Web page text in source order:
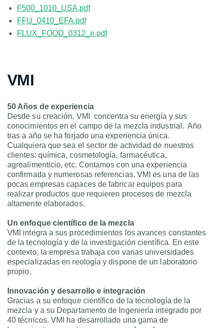
F500_1010_USA.pdf
FFU_0410_EFA.pdf
FLUX_FOOD_0312_e.pdf
VMI
50 Años de experiencia
Desde su creación, VMI concentra su energía y sus
conocimientos en el campo de la mezcla industrial. Año
tras a año se ha forjado una experiencia única.
Cualquiera que sea el sector de actividad de nuestros
clientes: química, cosmetología, farmacéutica,
agroalimenticio, etc. Contamos con una experiencia
confirmada y numerosas referencias. VMI es una de las
pocas empresas capaces de fabricar equipos para
realizar productos que requieren procesos de mezcla
altamente elaborados.
Un enfoque científico de la mezcla
VMI integra a sus procedimientos los avances constantes
de la tecnología y de la investigación científica. En este
contexto, la empresa trabaja con varias universidades
especializadas en reología y dispone de un laboratorio
propio.
Innovación y desarrollo e integración
Gracias a su enfoque científico de la tecnología de la
mezcla y a su Departamento de Ingeniería integrado por
40 técnicos. VMI ha desarrollado una gama de